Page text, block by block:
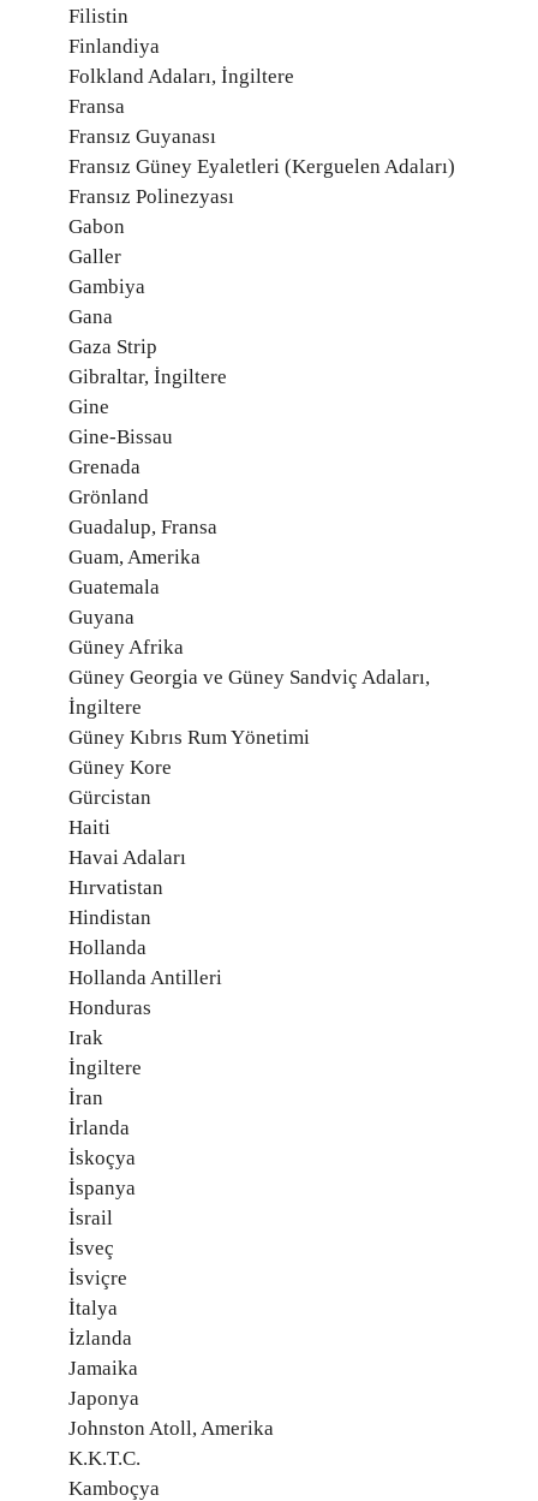
Filistin
Finlandiya
Folkland Adaları, İngiltere
Fransa
Fransız Guyanası
Fransız Güney Eyaletleri (Kerguelen Adaları)
Fransız Polinezyası
Gabon
Galler
Gambiya
Gana
Gaza Strip
Gibraltar, İngiltere
Gine
Gine-Bissau
Grenada
Grönland
Guadalup, Fransa
Guam, Amerika
Guatemala
Guyana
Güney Afrika
Güney Georgia ve Güney Sandviç Adaları,
İngiltere
Güney Kıbrıs Rum Yönetimi
Güney Kore
Gürcistan
Haiti
Havai Adaları
Hırvatistan
Hindistan
Hollanda
Hollanda Antilleri
Honduras
Irak
İngiltere
İran
İrlanda
İskoçya
İspanya
İsrail
İsveç
İsviçre
İtalya
İzlanda
Jamaika
Japonya
Johnston Atoll, Amerika
K.K.T.C.
Kamboçya